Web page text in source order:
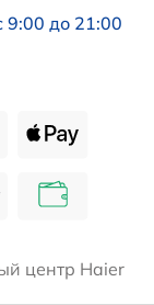
9:00 до 21:00
центр Haier